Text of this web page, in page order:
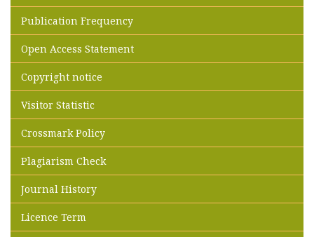
Publication Frequency
Open Access Statement
Copyright notice
Visitor Statistic
Crossmark Policy
Plagiarism Check
Journal History
Licence Term